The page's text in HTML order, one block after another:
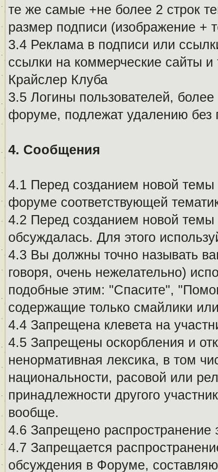
те же самые +не более 2 строк
размер подписи (изображение +
3.4 Реклама в подписи или
ссылки на коммерческие сайты
Крайслер Клуба
3.5 Логины пользователей,
форуме, подлежат удалению без
4. Сообщения
4.1 Перед созданием новой темы
форуме соответствующей
4.2 Перед созданием новой
обсуждалась. Для этого
4.3 Вы должны точно называть
говоря, очень нежелательно)
подобные этим: "Спасите",
содержащие только смайлики
4.4 Запрещена клевета на
4.5 Запрещены оскорбления и
ненормативная лексика, в том
национальности, расовой или
принадлежности другого
вообще.
4.6 Запрещено
4.7 Запрещается
обсуждения в Форуме,